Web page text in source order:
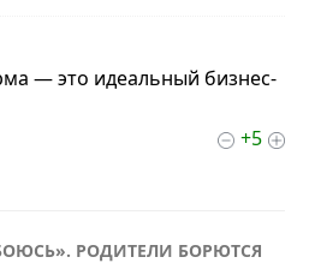
— это идеальный бизнес-
+5
РОДИТЕЛИ БОРЮТСЯ